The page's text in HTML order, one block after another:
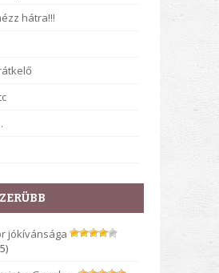
hátra!!!
jókívánsága